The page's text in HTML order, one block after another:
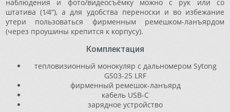
наблюдения и фото/видеосъёмку можно с рук или со
штатива (1⁄4“), а для удобства переноски и во избежание
утери пользоваться фирменным ремешком-ланъярдом
(через проушины крепится к корпусу).
Комплектация
тепловизионный монокуляр с дальномером Sytong
GS03-25 LRF
фирменный ремешок-ланъярд
кабель USB-C
зарядное устройство